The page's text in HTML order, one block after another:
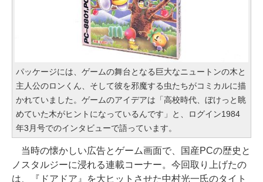
パッケージには、ゲームの舞台となる巨大なニュートンの木と
主人公のロンくん、そして彼を邪魔する虫たちがコミカルに描
かれていました。ゲームのアイデアは「高校時代、ぼけっと眺
めていた木がヒントになっているんです」と、ログイン1984
年3月号でのインタビューで語っています。
当時の懐かしい広告とゲーム画面で、国産PCの歴史と
ノスタルジーに浸れる連載コーナー。今回取り上げたの
は、『ドアドア』を大ヒットさせた中村光一氏のタイト